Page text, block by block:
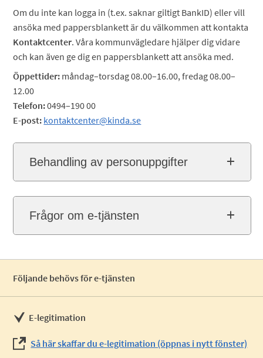
Om du inte kan logga in (t.ex. saknar giltigt BankID) eller vill
ansöka med pappersblankett är du välkommen att kontakta
Kontaktcenter. Våra kommunvägledare hjälper dig vidare
och kan även ge dig en pappersblankett att ansöka med.
Öppettider: måndag–torsdag 08.00–16.00, fredag 08.00–
12.00
Telefon:0494–190 00
E-post: kontaktcenter@kinda.se
Behandling av personuppgifter
Frågor om e-tjänsten
Följande behövs för e-tjänsten
E-legitimation
Så här skaffar du e-legitimation (öppnas i nytt fönster)